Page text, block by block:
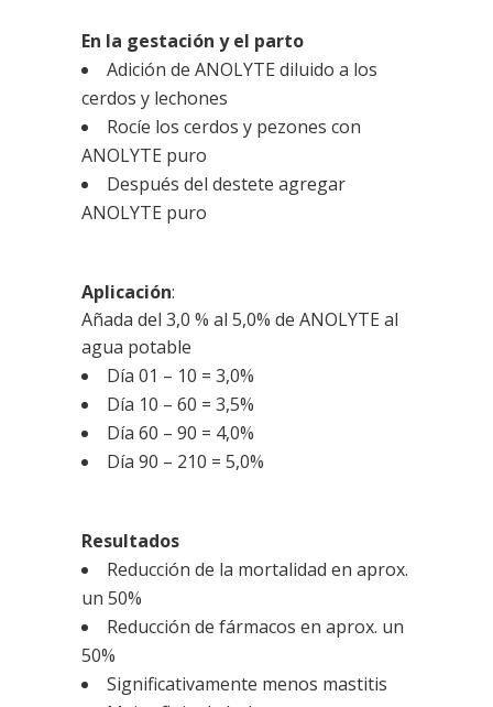
En la gestación y el parto
Adición de ANOLYTE diluido a los
cerdos y lechones
Rocíe los cerdos y pezones con
ANOLYTE puro
Después del destete agregar
ANOLYTE puro
Aplicación:
Añada del 3,0 % al 5,0% de ANOLYTE al
agua potable
Día 01 – 10 = 3,0%
Día 10 – 60 = 3,5%
Día 60 – 90 = 4,0%
Día 90 – 210 = 5,0%
Resultados
Reducción de la mortalidad en aprox.
un 50%
Reducción de fármacos en aprox. un
50%
Significativamente menos mastitis